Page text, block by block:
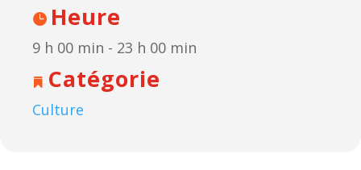
Heure
9 h 00 min - 23 h 00 min
Catégorie
Culture